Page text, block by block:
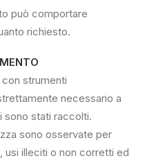
può comportare
richiesto.
strumenti
necessario a
sono stati raccolti.
sono osservate per
usi illeciti o non corretti ed